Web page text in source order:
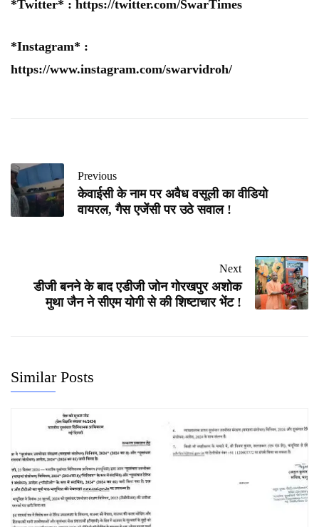
*Twitter* : https://twitter.com/SwarTimes
*Instagram* :
https://www.instagram.com/swarvidroh/
Previous
केवाईसी के नाम पर अवैध वसूली का वीडियो
वायरल, गैस एजेंसी पर उठे सवाल !
Next
डीजी बनने के बाद एडीजी जोन गोरखपुर अशोक
मुथा जैन ने सीएम योगी से की शिष्टाचार भेंट !
Similar Posts